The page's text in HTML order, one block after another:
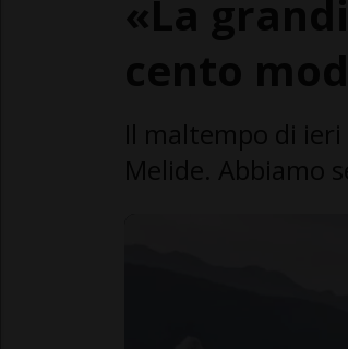
Melide.